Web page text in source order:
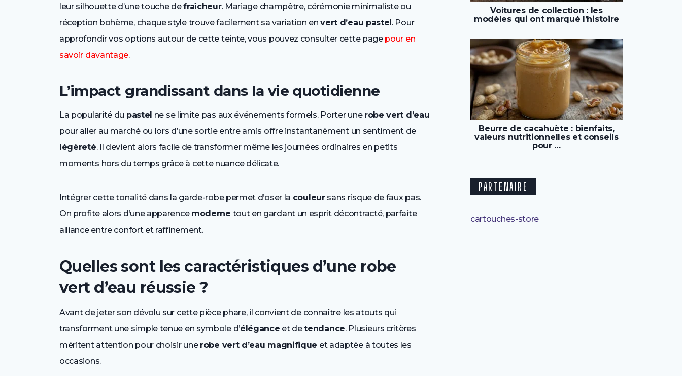
leur silhouette d’une touche defraîcheur. Mariage champêtre, cérémonie minimaliste ou
réception bohème, chaque style trouve facilement sa variation envert d’eau pastel. Pour
approfondir vos options autour de cette teinte, vous pouvez consulter cette page pour en
savoir davantage.
L’impact grandissant dans la vie quotidienne
La popularité du pastel ne se limite pas aux événements formels. Porter une robe vert d’eau
pour aller au marché ou lors d’une sortie entre amis offre instantanément un sentiment de
légèreté. Il devient alors facile de transformer même les journées ordinaires en petits
moments hors du temps grâce à cette nuance délicate.
Intégrer cette tonalité dans la garde-robe permet d’oser la couleursans risque de faux pas.
On profite alors d’une apparence moderne tout en gardant un esprit décontracté, parfaite
alliance entre confort et raffinement.
Quelles sont les caractéristiques d’une robe
vert d’eau réussie ?
Avant de jeter son dévolu sur cette pièce phare, il convient de connaître les atouts qui
transforment une simple tenue en symbole d’élégance et detendance. Plusieurs critères
méritent attention pour choisir une robe vert d’eau magnifique et adaptée à toutes les
occasions.
Voitures de collection : les
modèles qui ont marqué l’histoire
Beurre de cacahuète : bienfaits,
valeurs nutritionnelles et conseils
pour …
PARTENAIRE
cartouches-store